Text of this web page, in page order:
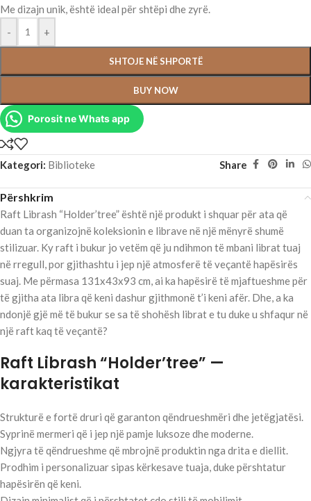
Me dizajn unik, është ideal për shtëpi dhe zyrë.
-
+
SHTOJE NË SHPORTË
BUY NOW
Porosit ne Whats app
Kategori: Biblioteke Share
Përshkrim
Raft Librash “Holder’tree” është një produkt i shquar për ata që
duan ta organizojnë koleksionin e librave në një mënyrë shumë
stilizuar. Ky raft i bukur jo vetëm që ju ndihmon të mbani librat tuaj
në rregull, por gjithashtu i jep një atmosferë të veçantë hapësirës
suaj. Me përmasa 131x43x93 cm, ai ka hapësirë të mjaftueshme për
të gjitha ata libra që keni dashur gjithmonë t’i keni afër. Dhe, a ka
ndonjë gjë më të bukur se sa të shohësh librat e tu duke u shfaqur në
një raft kaq të veçantë?
Raft Librash “Holder’tree” —
karakteristikat
Strukturë e fortë druri që garanton qëndrueshmëri dhe jetëgjatësi.
Syprinë mermeri që i jep një pamje luksoze dhe moderne.
Ngjyra të qëndrueshme që mbrojnë produktin nga drita e diellit.
Prodhim i personalizuar sipas kërkesave tuaja, duke përshtatur
hapësirën që keni.